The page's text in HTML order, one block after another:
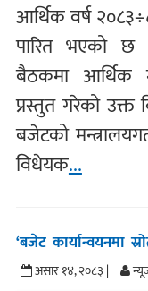
आर्थिक वर्ष
पारित भएको छ
बैठकमा आर्थिक
प्रस्तुत गरेको
बजेटको
विधेयक...
‘बजेट कार्यान्वयनमा
असार १४, २०८३ |